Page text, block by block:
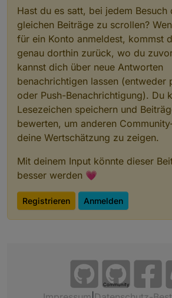
Hast du es satt, bei jedem Besuch
gleichen Beiträge zu scrollen?
für ein Konto anmeldest, kommst
genau dorthin zurück, wo du
kannst dich über neue Antworten
benachrichtigen lassen (entweder
oder Push-Benachrichtigung). Du
Lesezeichen speichern und
bewerten, um anderen
deine Wertschätzung zu zeigen.
Mit deinem Input könnte dieser
besser werden 💗
Registrieren Anmelden
Community